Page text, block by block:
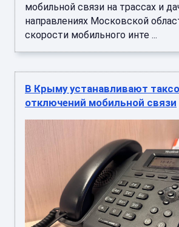
мобильной связи на трассах и
направлениях Московской
скорости мобильного инте ...
В Крыму устанавливают
отключений мобильной связи